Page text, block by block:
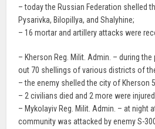
– today the Russian Federation shelled
Pysarivka, Bilopillya, and Shalyhine;
– 16 mortar and artillery attacks were
– Kherson Reg. Milit. Admin. – during the
out 70 shellings of various districts of
– the enemy shelled the city of Kherson
– 2 civilians died and 2 more were
– Mykolayiv Reg. Milit. Admin. – at night
community was attacked by enemy S-